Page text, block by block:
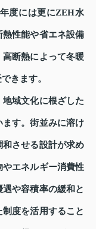
度には更にZEH水
性能や省エネ設備
断熱によって冬暖
きます。
域文化に根ざした
ます。街並みに溶け
させる設計が求め
やエネルギー消費性
や容積率の緩和と
度を活用すること